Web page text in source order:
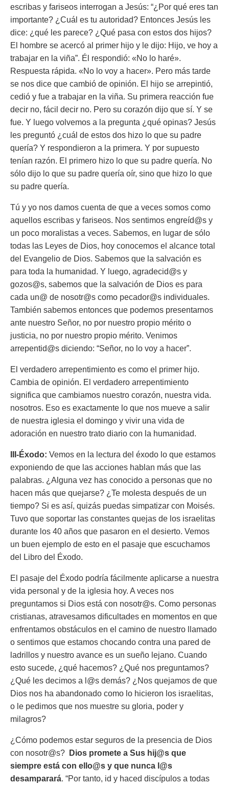
escribas y fariseos interrogan a Jesús: “¿Por qué eres tan
importante? ¿Cuál es tu autoridad? Entonces Jesús les
dice: ¿qué les parece? ¿Qué pasa con estos dos hijos?
El hombre se acercó al primer hijo y le dijo: Hijo, ve hoy a
trabajar en la viña”. Él respondió: «No lo haré».
Respuesta rápida. «No lo voy a hacer». Pero más tarde
se nos dice que cambió de opinión. El hijo se arrepintió,
cedió y fue a trabajar en la viña. Su primera reacción fue
decir no, fácil decir no. Pero su corazón dijo que sí. Y se
fue. Y luego volvemos a la pregunta ¿qué opinas? Jesús
les preguntó ¿cuál de estos dos hizo lo que su padre
quería? Y respondieron a la primera. Y por supuesto
tenían razón. El primero hizo lo que su padre quería. No
sólo dijo lo que su padre quería oír, sino que hizo lo que
su padre quería.
Tú y yo nos damos cuenta de que a veces somos como
aquellos escribas y fariseos. Nos sentimos engreíd@s y
un poco moralistas a veces. Sabemos, en lugar de sólo
todas las Leyes de Dios, hoy conocemos el alcance total
del Evangelio de Dios. Sabemos que la salvación es
para toda la humanidad. Y luego, agradecid@s y
gozos@s, sabemos que la salvación de Dios es para
cada un@ de nosotr@s como pecador@s individuales.
También sabemos entonces que podemos presentarnos
ante nuestro Señor, no por nuestro propio mérito o
justicia, no por nuestro propio mérito. Venimos
arrepentid@s diciendo: “Señor, no lo voy a hacer”.
El verdadero arrepentimiento es como el primer hijo.
Cambia de opinión. El verdadero arrepentimiento
significa que cambiamos nuestro corazón, nuestra vida.
nosotros. Eso es exactamente lo que nos mueve a salir
de nuestra iglesia el domingo y vivir una vida de
adoración en nuestro trato diario con la humanidad.
III-Éxodo: Vemos en la lectura del éxodo lo que estamos
exponiendo de que las acciones hablan más que las
palabras. ¿Alguna vez has conocido a personas que no
hacen más que quejarse? ¿Te molesta después de un
tiempo? Si es así, quizás puedas simpatizar con Moisés.
Tuvo que soportar las constantes quejas de los israelitas
durante los 40 años que pasaron en el desierto. Vemos
un buen ejemplo de esto en el pasaje que escuchamos
del Libro del Éxodo.
El pasaje del Éxodo podría fácilmente aplicarse a nuestra
vida personal y de la iglesia hoy. A veces nos
preguntamos si Dios está con nosotr@s. Como personas
cristianas, atravesamos dificultades en momentos en que
enfrentamos obstáculos en el camino de nuestro llamado
o sentimos que estamos chocando contra una pared de
ladrillos y nuestro avance es un sueño lejano. Cuando
esto sucede, ¿qué hacemos? ¿Qué nos preguntamos?
¿Qué les decimos a l@s demás? ¿Nos quejamos de que
Dios nos ha abandonado como lo hicieron los israelitas,
o le pedimos que nos muestre su gloria, poder y
milagros?
¿Cómo podemos estar seguros de la presencia de Dios
con nosotr@s?
Dios promete a Sus hij@s que
siempre está con ello@s y que nunca l@s
desamparará. “Por tanto, id y haced discípulos a todas